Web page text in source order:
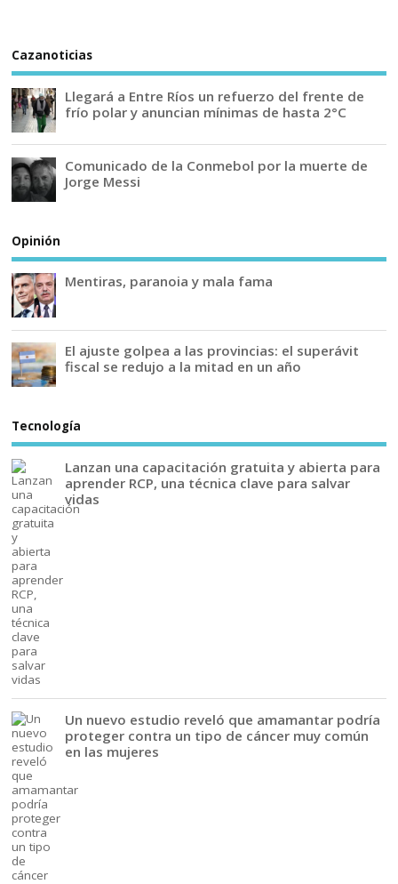
Cazanoticias
Llegará a Entre Ríos un refuerzo del frente de
frío polar y anuncian mínimas de hasta 2°C
Comunicado de la Conmebol por la muerte de
Jorge Messi
Opinión
Mentiras, paranoia y mala fama
El ajuste golpea a las provincias: el superávit
fiscal se redujo a la mitad en un año
Tecnología
Lanzan una capacitación gratuita y abierta para
aprender RCP, una técnica clave para salvar
vidas
Un nuevo estudio reveló que amamantar podría
proteger contra un tipo de cáncer muy común
en las mujeres